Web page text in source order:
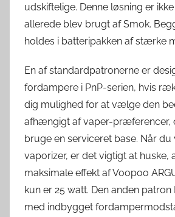
udskiftelige. Denne løsning er
allerede blev brugt af Smok.
holdes i batteripakken af ​​stærke
En af standardpatronerne er
fordampere i PnP-serien, hvis
dig mulighed for at vælge den
afhængigt af vaper-præferencer,
bruge en serviceret base. Når
vaporizer, er det vigtigt at huske,
maksimale effekt af Voopoo
kun er 25 watt. Den anden patron
med indbygget